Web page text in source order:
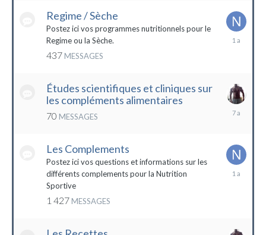
Regime / Sèche
Postez ici vos programmes nutritionnels pour le
Regime ou la Sèche.
437 MESSAGES
18
Études scientifiques et cliniques sur
les compléments alimentaires
70 MESSAGES
18
Les Complements
Postez ici vos questions et informations sur les
différents complements pour la Nutrition
Sportive
1 427 MESSAGES